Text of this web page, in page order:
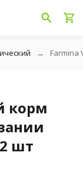
Farmina
корм
шт